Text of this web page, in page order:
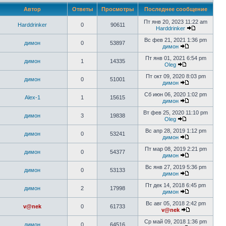
Автор Ответы Просмотры Последнее сообщение
Harddrinker 0 90611
Пт янв 20, 2023 11:22 am
Harddrinker
димон 0 53897
Вс фев 21, 2021 1:36 pm
димон
димон 1 14335
Пт янв 01, 2021 6:54 pm
Oleg
димон 0 51001
Пт окт 09, 2020 8:03 pm
димон
Alex-1 1 15615
Сб июн 06, 2020 1:02 pm
димон
димон 3 19838
Вт фев 25, 2020 11:10 pm
Oleg
димон 0 53241
Вс апр 28, 2019 1:12 pm
димон
димон 0 54377
Пт мар 08, 2019 2:21 pm
димон
димон 0 53133
Вс янв 27, 2019 5:36 pm
димон
димон 2 17998
Пт дек 14, 2018 6:45 pm
димон
v@nek 0 61733
Вс авг 05, 2018 2:42 pm
v@nek
димон 0 64516
Ср май 09, 2018 1:36 pm